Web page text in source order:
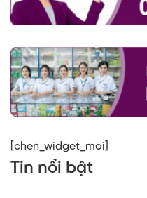
[chen_widget_moi]
Tin nổi bật